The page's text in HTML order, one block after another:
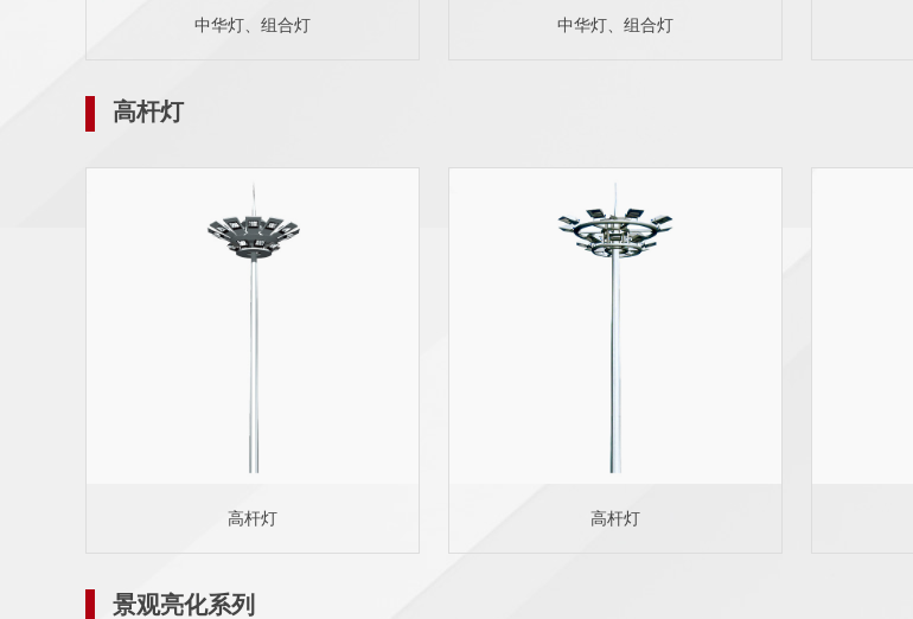
中华灯、组合灯 中华灯、组合灯
高杆灯
高杆灯 高杆灯
景观亮化系列